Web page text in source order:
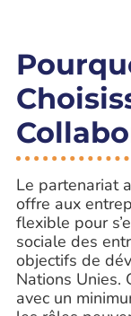
Le partenariat
offre aux
flexible pour
sociale des
objectifs de
Nations Unies.
avec un